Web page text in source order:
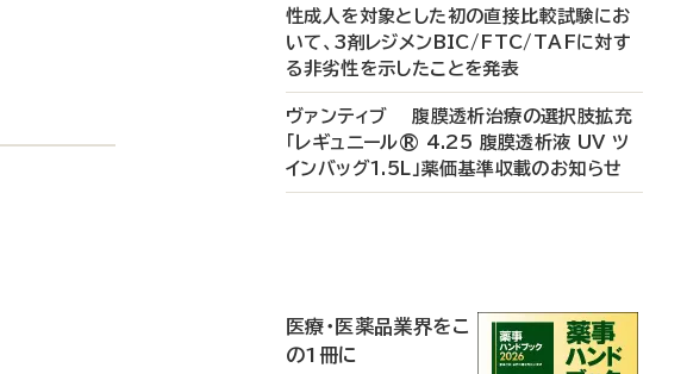
性成人を対象とした初の直接比較試験にお
いて、3剤レジメンBIC/FTC/TAFに対す
る非劣性を示したことを発表
ヴァンティブ 腹膜透析治療の選択肢拡充
「レギュニール® 4.25 腹膜透析液 UV ツ
インバッグ1.5L」薬価基準収載のお知らせ
医療・医薬品業界をこ
の1冊に